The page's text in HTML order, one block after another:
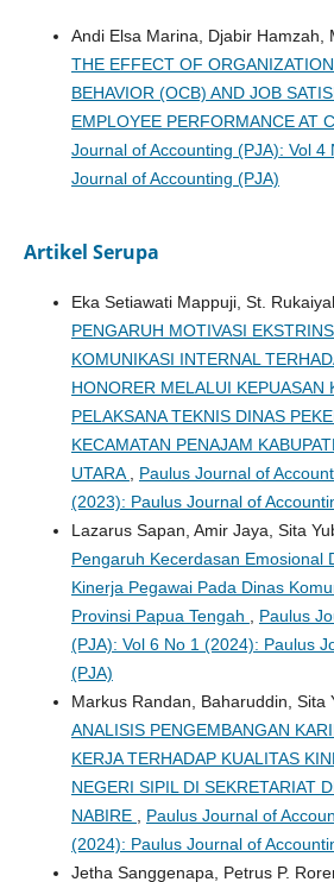
Andi Elsa Marina, Djabir Hamzah,
THE EFFECT OF
BEHAVIOR (OCB) AND JOB
EMPLOYEE PERFORMANCE AT
Journal of Accounting (PJA): Vol 4
Journal of Accounting (PJA)
Artikel Serupa
Eka Setiawati Mappuji, St.
PENGARUH MOTIVASI
KOMUNIKASI INTERNAL
HONORER MELALUI KEPUASAN
PELAKSANA TEKNIS DINAS
KECAMATAN PENAJAM
UTARA
Paulus Journal of
(2023): Paulus Journal of
Lazarus Sapan, Amir Jaya, Sita
Pengaruh Kecerdasan Emosional
Kinerja Pegawai Pada Dinas
Provinsi Papua Tengah
Paulus
(PJA): Vol 6 No 1 (2024): Paulus
(PJA)
Markus Randan, Baharuddin, Sita
ANALISIS PENGEMBANGAN
KERJA TERHADAP KUALITAS
NEGERI SIPIL DI SEKRETARIAT
NABIRE
Paulus Journal of
(2024): Paulus Journal of
Jetha Sanggenapa, Petrus P.